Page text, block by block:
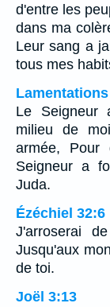
d'entre les
dans ma
Leur sang a
tous mes
Le Seigneur
milieu de
armée, Pour
Seigneur a
Juda.
Ézéchiel 32:6
J'arroserai
Jusqu'aux
de toi.
Joël 3:13